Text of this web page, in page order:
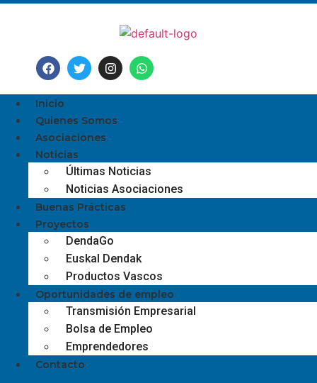
Inicio
Quienes Somos
Asociaciones
Noticias
Últimas Noticias
Noticias Asociaciones
Buenas Prácticas
Proyectos
DendaGo
Euskal Dendak
Productos Vascos
Oportunidades de empleo
Transmisión Empresarial
Bolsa de Empleo
Emprendedores
Contacto